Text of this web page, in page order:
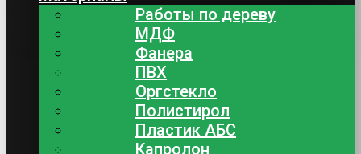
Работы по дереву
МДФ
Фанера
ПВХ
Оргстекло
Полистирол
Пластик АБС
Капролон